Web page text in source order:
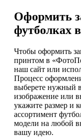
Оформить
футболках
Чтобы оформить
принтом в
наш сайт или
Процесс
выберете нужный
изображение или
укажите размер и
ассортимент
модели на любой
вашу идею.